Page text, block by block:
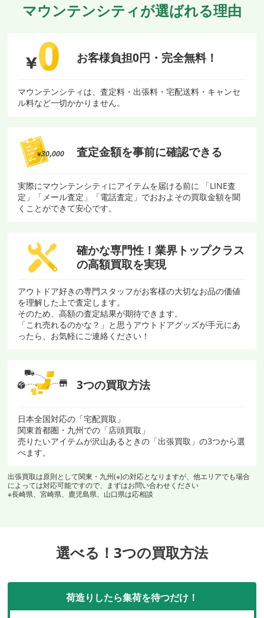
マウンテンシティが選ばれる理由
お客様負担0円・ 完全無料！
マウンテンシティは、査定料・出張料・宅配送料・キャンセ
ル料など一切かかりません。
査定金額を事前に確認できる
実際にマウンテンシティにアイテムを届ける前に 「LINE査
定」「メール査定」「電話査定」でおおよその買取金額を聞
くことができて安心です。
確かな専門性！ 業界トップクラス
の高額買取を実現
アウトドア好きの専門スタッフがお客様の大切なお品の価値
を理解した上で査定します。
そのため、高額の査定結果が期待できます。
「これ売れるのかな？」と思うアウトドアグッズが手元にあ
ったら、お気軽にご連絡ください！
3つの買取方法
日本全国対応の「宅配買取」
関東首都圏・九州での「店頭買取」
売りたいアイテムが沢山あるときの「出張買取」の3つから選
べます。
出張買取は原則として関東・九州(※)の対応となりますが、他エリアでも場合
によっては対応可能ですので、まずはお問い合わせください
※長崎県、宮崎県、鹿児島県、山口県は応相談
選べる！3つの買取方法
荷造りしたら集荷を待つだけ！